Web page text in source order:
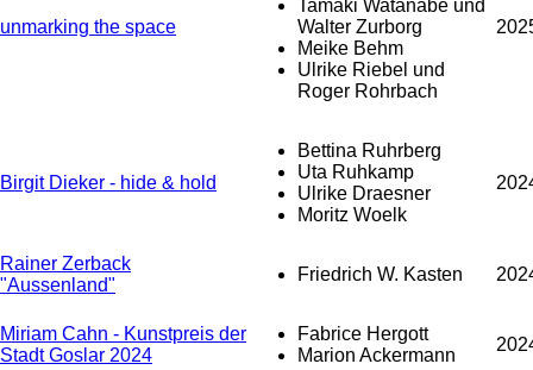
unmarking the space
Tamaki Watanabe und
Walter Zurborg
Meike Behm
Ulrike Riebel und
Roger Rohrbach
Birgit Dieker - hide & hold
Bettina Ruhrberg
Uta Ruhkamp
Ulrike Draesner
Moritz Woelk
Rainer Zerback
"Aussenland"
Friedrich W. Kasten
Miriam Cahn - Kunstpreis der
Stadt Goslar 2024
Fabrice Hergott
Marion Ackermann